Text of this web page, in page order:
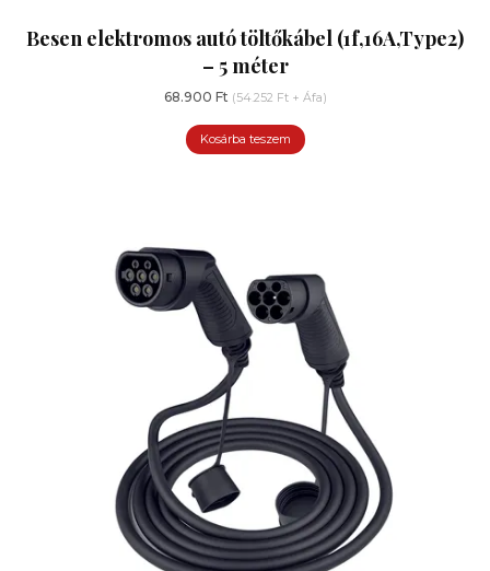
Besen elektromos autó töltőkábel (1f,16A,Type2)
– 5 méter
68.900 Ft (54.252 Ft+ Áfa)
Kosárba teszem